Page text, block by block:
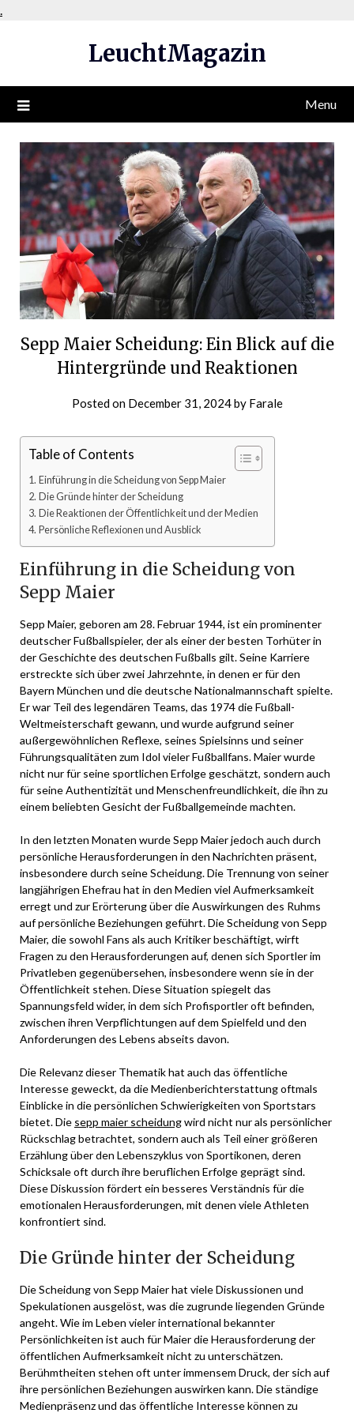
.
LeuchtMagazin
Menu
Sepp Maier Scheidung: Ein Blick auf die
Hintergründe und Reaktionen
Posted on December 31, 2024by Farale
Table of Contents
Einführung in die Scheidung von Sepp Maier
Die Gründe hinter der Scheidung
Die Reaktionen der Öffentlichkeit und der Medien
Persönliche Reflexionen und Ausblick
Einführung in die Scheidung von
Sepp Maier
Sepp Maier, geboren am 28. Februar 1944, ist ein prominenter
deutscher Fußballspieler, der als einer der besten Torhüter in
der Geschichte des deutschen Fußballs gilt. Seine Karriere
erstreckte sich über zwei Jahrzehnte, in denen er für den
Bayern München und die deutsche Nationalmannschaft spielte.
Er war Teil des legendären Teams, das 1974 die Fußball-
Weltmeisterschaft gewann, und wurde aufgrund seiner
außergewöhnlichen Reflexe, seines Spielsinns und seiner
Führungsqualitäten zum Idol vieler Fußballfans. Maier wurde
nicht nur für seine sportlichen Erfolge geschätzt, sondern auch
für seine Authentizität und Menschenfreundlichkeit, die ihn zu
einem beliebten Gesicht der Fußballgemeinde machten.
In den letzten Monaten wurde Sepp Maier jedoch auch durch
persönliche Herausforderungen in den Nachrichten präsent,
insbesondere durch seine Scheidung. Die Trennung von seiner
langjährigen Ehefrau hat in den Medien viel Aufmerksamkeit
erregt und zur Erörterung über die Auswirkungen des Ruhms
auf persönliche Beziehungen geführt. Die Scheidung von Sepp
Maier, die sowohl Fans als auch Kritiker beschäftigt, wirft
Fragen zu den Herausforderungen auf, denen sich Sportler im
Privatleben gegenübersehen, insbesondere wenn sie in der
Öffentlichkeit stehen. Diese Situation spiegelt das
Spannungsfeld wider, in dem sich Profisportler oft befinden,
zwischen ihren Verpflichtungen auf dem Spielfeld und den
Anforderungen des Lebens abseits davon.
Die Relevanz dieser Thematik hat auch das öffentliche
Interesse geweckt, da die Medienberichterstattung oftmals
Einblicke in die persönlichen Schwierigkeiten von Sportstars
bietet. Die sepp maier scheidungwird nicht nur als persönlicher
Rückschlag betrachtet, sondern auch als Teil einer größeren
Erzählung über den Lebenszyklus von Sportikonen, deren
Schicksale oft durch ihre beruflichen Erfolge geprägt sind.
Diese Diskussion fördert ein besseres Verständnis für die
emotionalen Herausforderungen, mit denen viele Athleten
konfrontiert sind.
Die Gründe hinter der Scheidung
Die Scheidung von Sepp Maier hat viele Diskussionen und
Spekulationen ausgelöst, was die zugrunde liegenden Gründe
angeht. Wie im Leben vieler international bekannter
Persönlichkeiten ist auch für Maier die Herausforderung der
öffentlichen Aufmerksamkeit nicht zu unterschätzen.
Berühmtheiten stehen oft unter immensem Druck, der sich auf
ihre persönlichen Beziehungen auswirken kann. Die ständige
Medienpräsenz und das öffentliche Interesse können zu